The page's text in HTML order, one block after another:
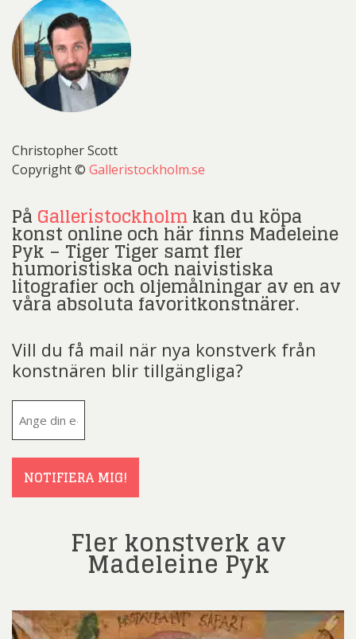
Christopher Scott
Copyright © Galleristockholm.se
På Galleristockholmkan du köpa
konst online och här finns Madeleine
Pyk – Tiger Tiger samt fler
humoristiska och naivistiska
litografier och oljemålningar av en av
våra absoluta favoritkonstnärer.
Vill du få mail när nya konstverk från
konstnären blir tillgängliga?
NOTIFIERA MIG!
Fler konstverk av
Madeleine Pyk